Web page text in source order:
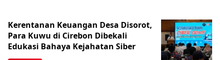
Kerentanan Keuangan Desa Disorot,
Para Kuwu di Cirebon Dibekali
Edukasi Bahaya Kejahatan Siber